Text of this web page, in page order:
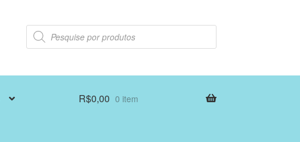
Pesquisar
produtos
R$0,00 0 item